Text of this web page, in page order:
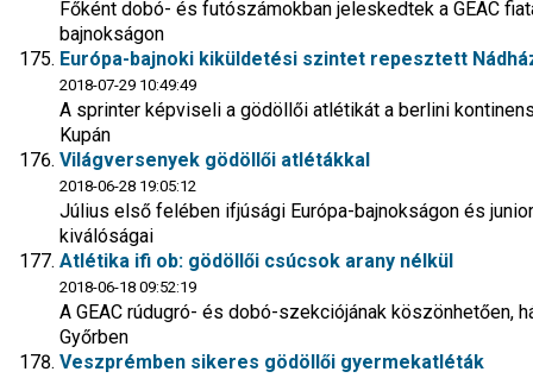
Főként dobó- és futószámokban jeleskedtek a GEAC
bajnokságon
Európa-bajnoki kiküldetési szintet repesztett
2018-07-29 10:49:49
A sprinter képviseli a gödöllői atlétikát a berlini
Kupán
Világversenyek gödöllői atlétákkal
2018-06-28 19:05:12
Július első felében ifjúsági Európa-bajnokságon és
kiválóságai
Atlétika ifi ob: gödöllői csúcsok arany nélkül
2018-06-18 09:52:19
A GEAC rúdugró- és dobó-szekciójának köszönhetően,
Győrben
Veszprémben sikeres gödöllői gyermekatléták